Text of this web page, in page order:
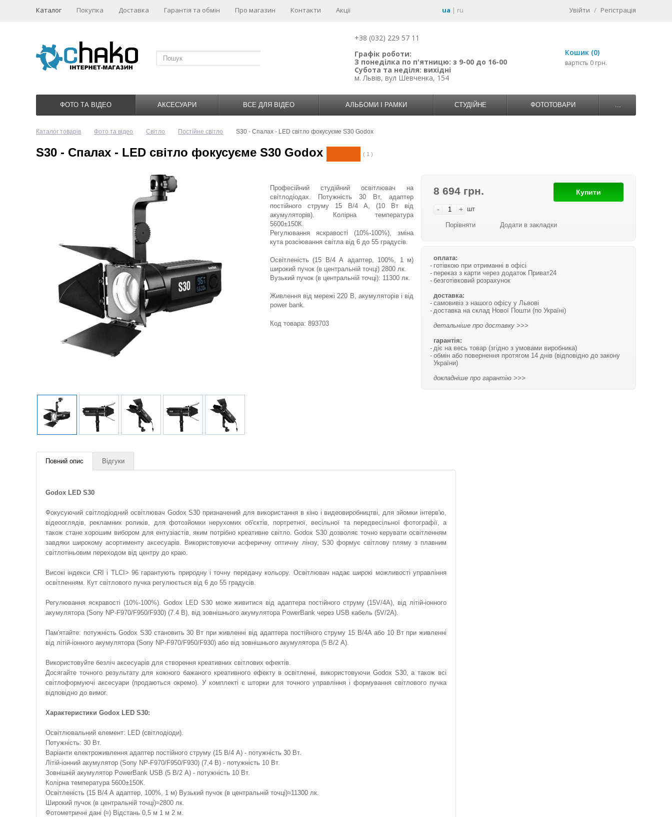
Каталог Покупка Доставка Гарантія та обмін Про магазин Контакти Акції ua | ru Увійти / Регістрація
+38 (032) 229 57 11
Графік роботи:
З понеділка по п'ятницю: з 9-00 до 16-00
Субота та неділя: вихідні
м. Львів, вул Шевченка, 154
Кошик (0)
вартість 0 грн.
ФОТО ТА ВІДЕО АКСЕСУАРИ ВСЕ ДЛЯ ВІДЕО АЛЬБОМИ І РАМКИ СТУДІЙНЕ ФОТОТОВАРИ ...
Каталог товарів Фото та відео Світло Постійне світло S30 - Спалах - LED світло фокусуєме S30 Godox
S30 - Спалах - LED світло фокусуєме S30 Godox ( 1 )
8 694 грн.
- + шт
Купити
Порівняти Додати в закладки
оплата:
готівкою при отриманні в офісі
переказ з карти через додаток Приват24
безготівковий розрахунок
доставка:
самовивіз з нашого офісу у Львові
доставка на склад Нової Пошти (по Україні)
детальніше про доставку >>>
гарантія:
діє на весь товар (згідно з умовами виробника)
обмін або повернення протягом 14 днів (відповідно до закону
України)
докладніше про гарантію >>>
Професійний студійний освітлювач на
світлодіодах. Потужність 30 Вт, адаптер
постійного струму 15 В/4 А, (10 Вт від
акумуляторів). Колірна температура
5600±150К.
Регулювання яскравості (10%-100%), зміна
кута розсіювання світла від 6 до 55 градусів.
Освітленість (15 В/4 А адаптер, 100%, 1 м)
широкий пучок (в центральній точці) 2800 лк.
Вузький пучок (в центральній точці): 11300 лк.
Живлення від мережі 220 В, акумуляторів і від
power bank.
Код товара: 893703
Повний опис Відгуки
Godox LED S30
Фокусуючий світлодіодний освітлювач Godox S30 призначений для використання в кіно і видеовиробництві, для зйомки інтерв'ю,
відеооглядів, рекламних роликів, для фотозйомки нерухомих об'єктів, портретної, весільної та передвесільної фотографії, а
також стане хорошим вибором для ентузіастів, яким потрібно креативне світло. Godox S30 дозволяє точно керувати освітленням
завдяки широкому асортименту аксесуарів. Використовуючи асферичну оптичну лінзу, S30 формує світлову пляму з плавним
світлотіньовим переходом від центру до краю.
Високі індекси CRI і TLCI> 96 гарантують природну і точну передачу кольору. Освітлювач надає широкі можливості управління
освітленням. Кут світлового пучка регулюється від 6 до 55 градусів.
Регулювання яскравості (10%-100%). Godox LED S30 може живитися від адаптера постійного струму (15V/4А), від літій-іонного
акумулятора (Sony NP-F970/F950/F930) (7.4 В), від зовнішнього акумулятора PowerBank через USB кабель (5V/2А).
Пам'ятайте: потужність Godox S30 становить 30 Вт при живленні від адаптера постійного струму 15 В/4А або 10 Вт при живленні
від літій-іонного акумулятора (Sony NP-F970/F950/F930) або від зовнішнього акумулятора (5 В/2 А).
Використовуйте безліч аксесуарів для створення креативних світлових ефектів.
Досягайте точного результату для кожного бажаного креативного ефекту в освітленні, використовуючи Godox S30, а також всі
світлоформуючі аксесуари (продаються окремо). У комплекті є шторки для точного управління і формування світлового пучка
відповідно до вимог.
Характеристики Godox LED S30:
Освітлювальний елемент: LED (світлодіоди).
Потужність: 30 Вт.
Варіанти електроживлення адаптер постійного струму (15 В/4 А) - потужність 30 Вт.
Літій-іонний акумулятор (Sony NP-F970/F950/F930) (7,4 В) - потужність 10 Вт.
Зовнішній акумулятор PowerBank USB (5 В/2 А) - потужність 10 Вт.
Колірна температура 5600±150К.
Освітленість (15 В/4 А адаптер, 100%, 1 м) Вузький пучок (в центральній точці)≈11300 лк.
Широкий пучок (в центральній точці)≈2800 лк.
Фотометричні дані (≈) Відстань 0,5 м 1 м 2 м.